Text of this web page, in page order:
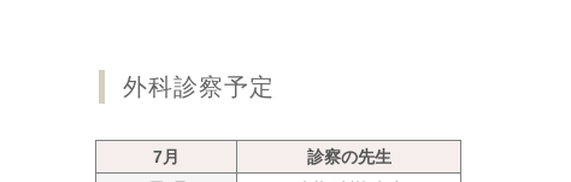
外科診察予定
7月
診察の先生